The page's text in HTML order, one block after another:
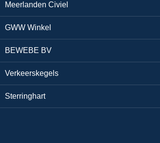
Meerlanden Civiel
GWW Winkel
BEWEBE BV
Verkeerskegels
Sterringhart